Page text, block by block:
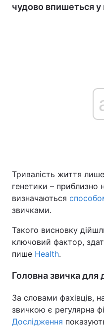
чудово впишеться
Тривалість життя
генетики – приблизно
визначаються
звичками.
Такого висновку
ключовий фактор,
пише Health.
Головна звичка для
За словами фахівців,
звичкою є регулярна
Дослідження